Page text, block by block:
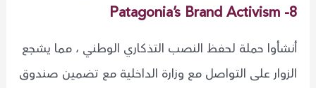
8- Patagonia’s Brand Activism
أنشأوا حملة لحفظ النصب التذكاري الوطني ، مما يشجع
الزوار على التواصل مع وزارة الداخلية مع تضمين صندوق